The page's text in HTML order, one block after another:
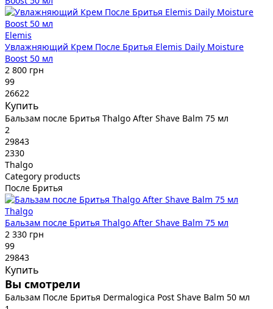
Elemis
Увлажняющий Крем После Бритья Elemis Daily Moisture
Boost 50 мл
2 800 грн
99
26622
Купить
Бальзам после Бритья Thalgo After Shave Balm 75 мл
2
29843
2330
Thalgo
Category products
После Бритья
Thalgo
Бальзам после Бритья Thalgo After Shave Balm 75 мл
2 330 грн
99
29843
Купить
Вы смотрели
Бальзам После Бритья Dermalogica Post Shave Balm 50 мл